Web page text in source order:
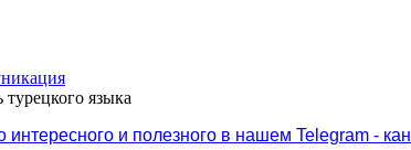
турецкого языка
интересного и полезного в нашем Telegram -